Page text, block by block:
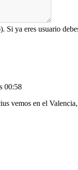
Si ya eres usuario
00:58
vemos en el